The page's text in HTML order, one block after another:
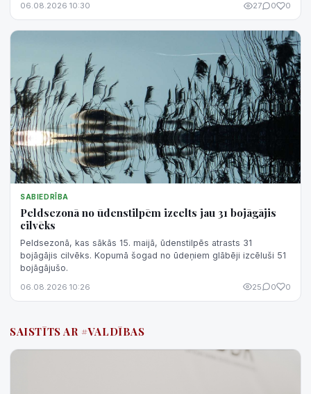
06.08.2026 10:30 27 0 0
SABIEDRĪBA
Peldsezonā no ūdenstilpēm izcelts jau 31 bojāgājis
cilvēks
Peldsezonā, kas sākās 15. maijā, ūdenstilpēs atrasts 31
bojāgājis cilvēks. Kopumā šogad no ūdeņiem glābēji izcēluši 51
bojāgājušo.
06.08.2026 10:26 25 0 0
SAISTĪTS AR #VALDĪBAS